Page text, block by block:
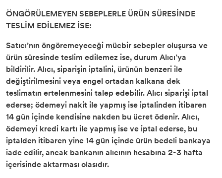
ÖNGÖRÜLEMEYEN SEBEPLERLE ÜRÜN SÜRESİNDE
TESLİM EDİLEMEZ İSE:
Satıcı’nın öngöremeyeceği mücbir sebepler oluşursa ve
ürün süresinde teslim edilemez ise, durum Alıcı’ya
bildirilir. Alıcı, siparişin iptalini, ürünün benzeri ile
değiştirilmesini veya engel ortadan kalkana dek
teslimatın ertelenmesini talep edebilir. Alıcı siparişi iptal
ederse; ödemeyi nakit ile yapmış ise iptalinden itibaren
14 gün içinde kendisine nakden bu ücret ödenir. Alıcı,
ödemeyi kredi kartı ile yapmış ise ve iptal ederse, bu
iptalden itibaren yine 14 gün içinde ürün bedeli bankaya
iade edilir, ancak bankanın alıcının hesabına 2-3 hafta
içerisinde aktarması olasıdır.